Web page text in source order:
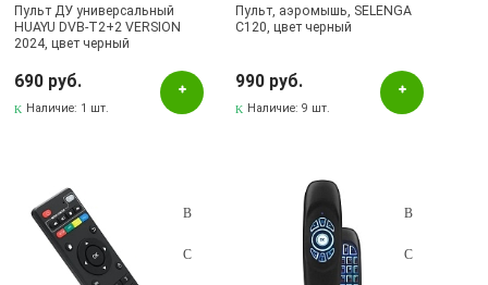
Пульт ДУ универсальный
HUAYU DVB-T2+2 VERSION
2024, цвет черный
690 руб.
Наличие: 1 шт.
Пульт, аэромышь, SELENGA
C120, цвет черный
990 руб.
Наличие:9 шт.